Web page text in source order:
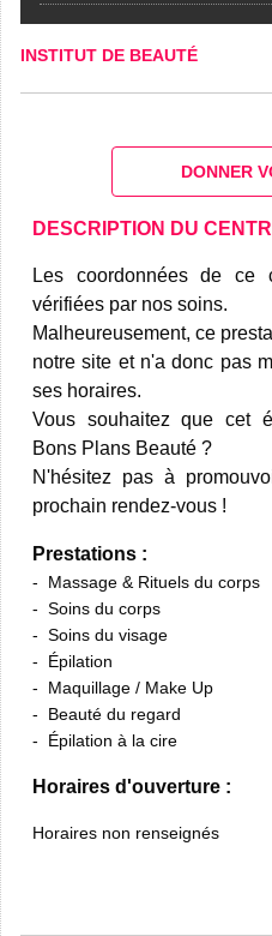
INSTITUT DE BEAUTÉ
DONNER
DESCRIPTION DU
Les coordonnées de ce
vérifiées par nos soins.
Malheureusement, ce
notre site et n'a donc pas
ses horaires.
Vous souhaitez que cet
Bons Plans Beauté ?
N'hésitez pas à
prochain rendez-vous !
Prestations :
Massage & Rituels du corps
Soins du corps
Soins du visage
Épilation
Maquillage / Make Up
Beauté du regard
Épilation à la cire
Horaires d'ouverture :
Horaires non renseignés